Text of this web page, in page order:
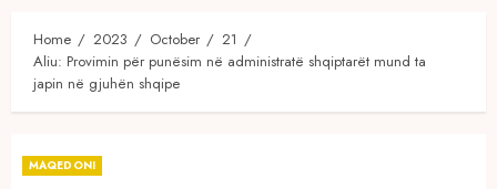
Home 2023 October
21
Aliu: Provimin për punësim në administratë shqiptarët mund ta
japin në gjuhën shqipe
MAQEDONI